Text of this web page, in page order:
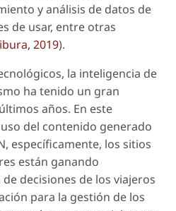
y análisis de datos de
de usar, entre otras
2019).
la inteligencia de
ha tenido un gran
años. En este
del contenido generado
específicamente, los sitios
están ganando
decisiones de los viajeros
para la gestión de los